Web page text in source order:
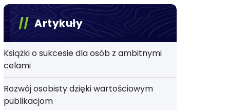
Artykuły
Książki o sukcesie dla osób z ambitnymi
celami
Rozwój osobisty dzięki wartościowym
publikacjom